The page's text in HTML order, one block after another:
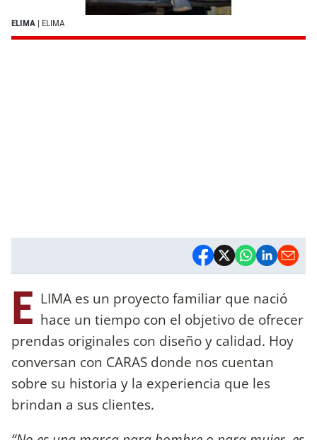
ELIMA | ELIMA
E LIMA es un proyecto familiar que nació
hace un tiempo con el objetivo de ofrecer
prendas originales con diseño y calidad. Hoy
conversan con CARAS donde nos cuentan
sobre su historia y la experiencia que les
brindan a sus clientes.